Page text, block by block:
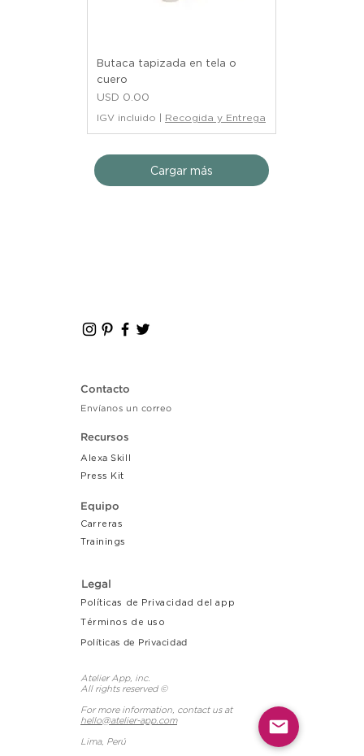
Butaca tapizada en tela o
cuero
Precio
USD 0.00
IGV incluido Recogida y Entrega
Cargar más
Contacto
Envíanos un correo
Recursos
Alexa Skill
Press Kit
Equipo
Carreras
Trainings
Legal
Políticas de Privacidad del app
Términos de uso
Políticas de Privacidad
Atelier App, inc.
All rights reserved ©
For more information, contact us at
hello@atelier-app.com
Lima, Perú